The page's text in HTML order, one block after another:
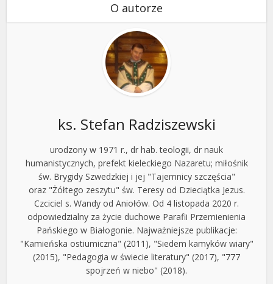
O autorze
ks. Stefan Radziszewski
urodzony w 1971 r., dr hab. teologii, dr nauk
humanistycznych, prefekt kieleckiego Nazaretu; miłośnik
św. Brygidy Szwedzkiej i jej "Tajemnicy szczęścia"
oraz "Żółtego zeszytu" św. Teresy od Dzieciątka Jezus.
Czciciel s. Wandy od Aniołów. Od 4 listopada 2020 r.
odpowiedzialny za życie duchowe Parafii Przemienienia
Pańskiego w Białogonie. Najważniejsze publikacje:
"Kamieńska ostiumiczna" (2011), "Siedem kamyków wiary"
(2015), "Pedagogia w świecie literatury" (2017), "777
spojrzeń w niebo" (2018).